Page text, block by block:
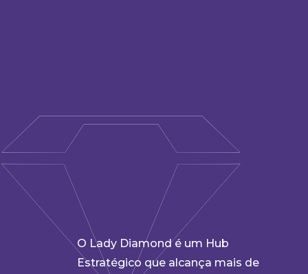
O Lady Diamond é um Hub
Estratégico que alcança mais de